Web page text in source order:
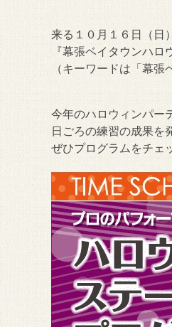
来る１０月１６日（日
『幕張ベイタウンハ
（キーワードは「幕
今年のハロウィンパー
日ごろの練習の成果を
ぜひプログラムをチェ